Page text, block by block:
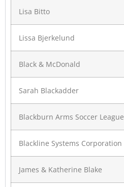
Lisa Bitto
Lissa Bjerkelund
Black & McDonald
Sarah Blackadder
Blackburn Arms Soccer League
Blackline Systems Corporation
James & Katherine Blake